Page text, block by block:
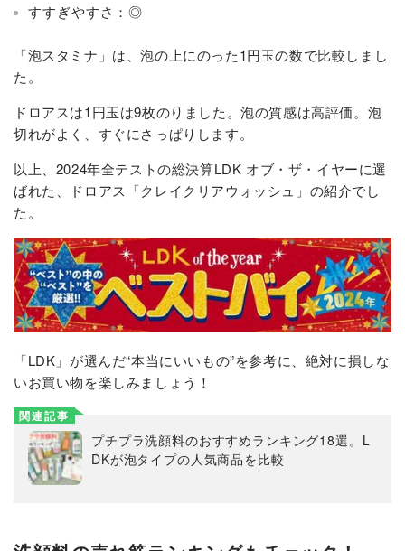
すすぎやすさ：◎
「泡スタミナ」は、泡の上にのった1円玉の数で比較しまし
た。
ドロアスは1円玉は9枚のりました。泡の質感は高評価。泡
切れがよく、すぐにさっぱりします。
以上、2024年全テストの総決算LDK オブ・ザ・イヤーに選
ばれた、ドロアス「クレイクリアウォッシュ」の紹介でし
た。
「LDK」が選んだ“本当にいいもの”を参考に、絶対に損しな
いお買い物を楽しみましょう！
関連記事
プチプラ洗顔料のおすすめランキング18選。L
DKが泡タイプの人気商品を比較